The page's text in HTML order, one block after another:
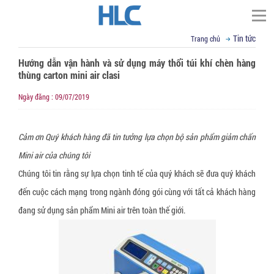
TÌM KIẾM
Trang chủ
Tầm nhìn sứ mệnh
Giá trị cốt lõi
R&D
Phạm vi cung cấp
Cố định, nâng hạ hàng hóa
Dây đai Composite
Dây cáp vải cẩu hàng
VCI - chống mài mòn kim loại
Giấy chống Gỉ VCI
Túi nylon chống gỉ CoroVCI®
Bột chống gỉ VCI (VCI Powder))
Vật liệu chống ẩm mốc
Túi nylon PE chuyên dụng
Tin tức
Kỹ thuật đóng gói
Tin tức tổng hợp
Liên hệ
Email : sales@hlcvn.com
Trang chủ Tin tức
Hướng dẫn vận hành và sử dụng máy thổi túi khí chèn hàng
thùng carton mini air clasi
Ngày đăng : 09/07/2019
Cảm ơn Quý khách hàng đã tin tưởng lựa chọn bộ sản phẩm giảm chấn
Mini air của chúng tôi
Chúng tôi tin rằng sự lựa chọn tinh tế của quý khách sẽ đưa quý khách
đến cuộc cách mạng trong ngành đóng gói cùng với tất cả khách hàng
đang sử dụng sản phẩm Mini air trên toàn thế giới.